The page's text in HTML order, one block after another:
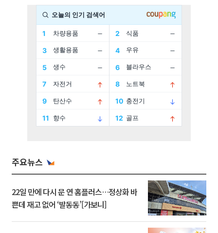
주요뉴스
22일 만에 다시 문 연 홈플러스…정상화 바
쁜데 재고 없어 ‘발동동’[가보니]